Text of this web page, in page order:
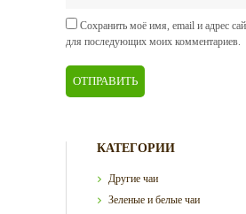
Сохранить моё имя, email и адрес
для последующих моих комментариев.
КАТЕГОРИИ
Другие чаи
Зеленые и белые чаи